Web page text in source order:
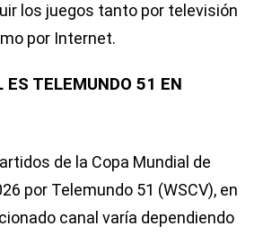
los juegos tanto por televisión
por Internet.
ES TELEMUNDO 51 EN
de la Copa Mundial de
por Telemundo 51 (WSCV), en
canal varía dependiendo